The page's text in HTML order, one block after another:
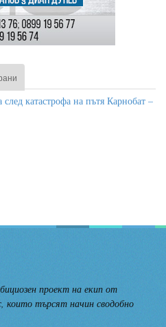
катастрофа на пътя Карнобат –
проект на екип от
които търсят начин сводобно